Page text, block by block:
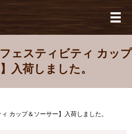
メ
ェスティビティ カップ
入荷しました。
カップ＆ソーサー】入荷しました。